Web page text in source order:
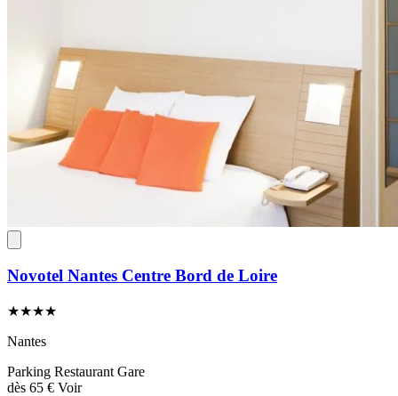
Novotel Nantes Centre Bord de Loire
★★★★
Nantes
Parking Restaurant Gare
dès 65 € Voir